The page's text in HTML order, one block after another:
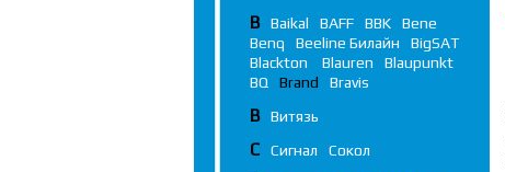
B Baikal BAFF BBK
Bene
Benq
Beeline Билайн
BigSAT
Blackton
Blauren
Blaupunkt
BQ
Brand Bravis
В Витязь
С Сигнал Сокол